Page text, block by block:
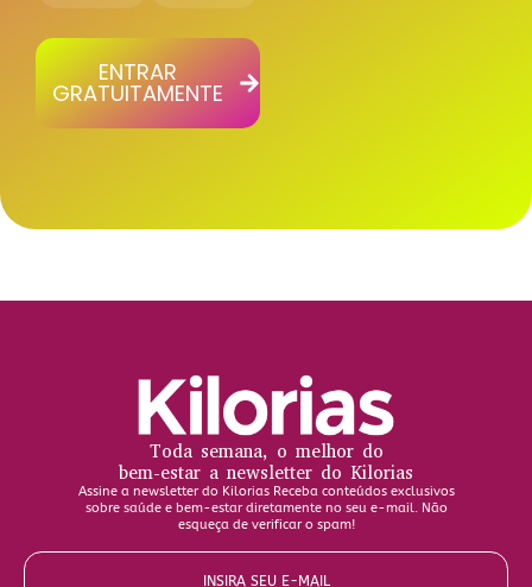
ENTRAR
GRATUITAMENTE
Toda semana, o melhor do
bem-estar a newsletter do Kilorias
Assine a newsletter do Kilorias Receba conteúdos exclusivos
sobre saúde e bem-estar diretamente no seu e-mail. Não
esqueça de verificar o spam!
INSIRA SEU E-MAIL